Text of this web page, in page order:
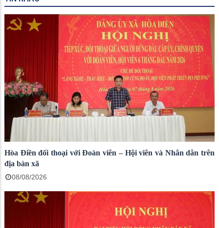
Hòa Điền đối thoại với Đoàn viên – Hội viên và Nhân dân trên
địa bàn xã
08/08/2026